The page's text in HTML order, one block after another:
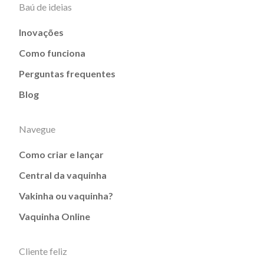
Baú de ideias
Inovações
Como funciona
Perguntas frequentes
Blog
Navegue
Como criar e lançar
Central da vaquinha
Vakinha ou vaquinha?
Vaquinha Online
Cliente feliz